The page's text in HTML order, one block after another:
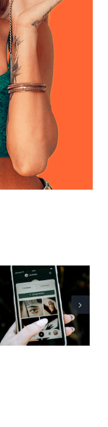
Mejores
prácticas
para usar
filtros de
realidad
aumentada